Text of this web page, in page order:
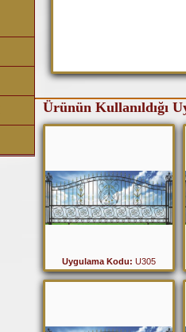
Ürünün Kullanıldığı
Uygulama Kodu: U305